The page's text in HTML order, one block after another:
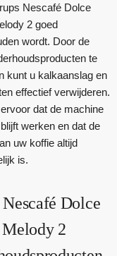
Nescafé Dolce
2 goed
wordt. Door de
te
kunt u kalkaanslag en
effectief verwijderen.
dat de machine
werken en dat de
uw koffie altijd
is.
Dolce
Melody 2